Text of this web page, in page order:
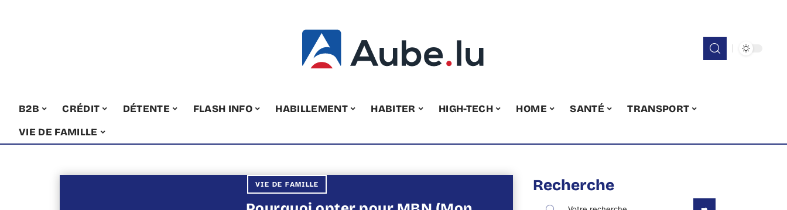
B2B CRÉDIT DÉTENTE FLASH INFO HABILLEMENT HABITER HIGH-TECH HOME SANTÉ
TRANSPORT
VIE DE FAMILLE
VIE DE FAMILLE Recherche